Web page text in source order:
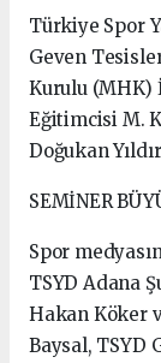
Türkiye Spor
Geven
Kurulu (MHK)
Eğitimcisi M.
Doğukan
SEMİNER
Spor
TSYD Adana
Hakan Köker
Baysal, TSYD